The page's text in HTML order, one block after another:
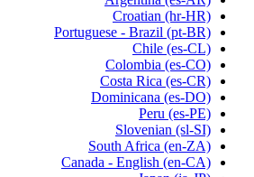
Croatian (hr-HR)
Portuguese - Brazil (pt-BR)
Chile (es-CL)
Colombia (es-CO)
Costa Rica (es-CR)
Dominicana (es-DO)
Peru (es-PE)
Slovenian (sl-SI)
South Africa (en-ZA)
Canada - English (en-CA)